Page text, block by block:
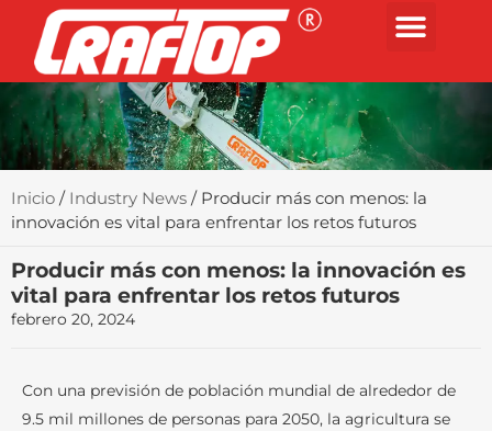
Inicio / Industry News / Producir más con menos: la
innovación es vital para enfrentar los retos futuros
Producir más con menos: la innovación es
vital para enfrentar los retos futuros
febrero 20, 2024
Con una previsión de población mundial de alrededor de
9.5 mil millones de personas para 2050, la agricultura se